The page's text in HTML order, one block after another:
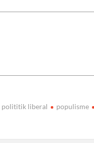
polititik liberal
populisme